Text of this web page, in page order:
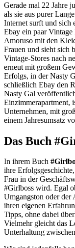
Gerade mal 22 Jahre
als sie aus purer
Internet surft und sich
Ebay ein paar
Amoruso mit den
Frauen und sieht sich
Vintage-Stores nach
erneut mit großem
Erfolgs, in der Nasty
schließlich Ebay den
Nasty Gal
Einzimmerapartment,
Unternehmen, mit
einem Jahresumsatz
Das Buch
In ihrem Buch
ihre
Frau in der
#Girlboss wird. Egal
Umgangston oder der
ihren eigenen
Tipps, ohne dabei
Vielmehr gleicht das
Unterhaltung